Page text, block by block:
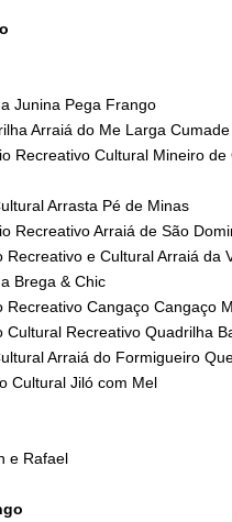
Junina Pega Frango
Arraiá do Me Larga Cumade
Recreativo Cultural Mineiro
Arrasta Pé de Minas
Recreativo Arraiá de São
Recreativo e Cultural Arraiá da
Brega & Chic
Recreativo Cangaço Cangaço
Cultural Recreativo Quadrilha
Arraiá do Formigueiro
Cultural Jiló com Mel
e Rafael